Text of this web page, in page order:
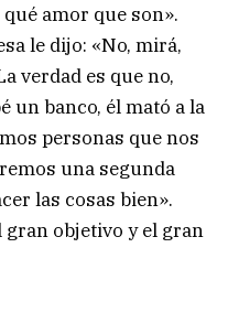
qué amor que son».
le dijo: «No, mirá,
verdad es que no,
un banco, él mató a la
personas que nos
una segunda
las cosas bien».
gran objetivo y el gran